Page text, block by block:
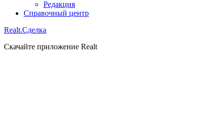
Редакция
Справочный центр
Realt.Сделка
Скачайте приложение Realt